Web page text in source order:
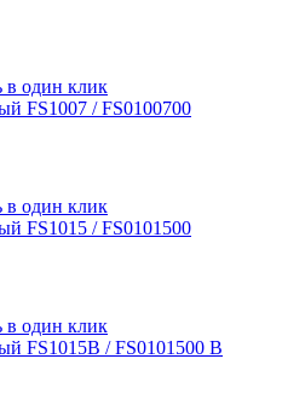
в один клик
FS1007 / FS0100700
в один клик
FS1015 / FS0101500
в один клик
FS1015B / FS0101500 B